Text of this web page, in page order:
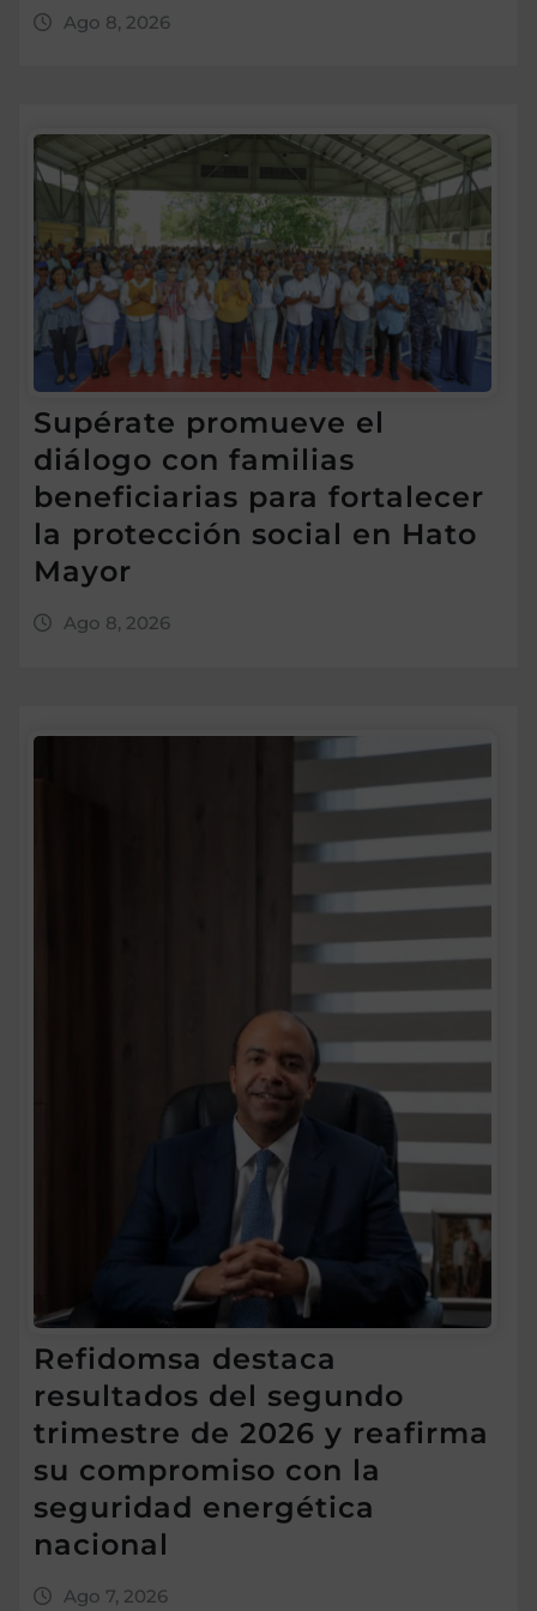
Ago 8, 2026
Supérate promueve el
diálogo con familias
beneficiarias para fortalecer
la protección social en Hato
Mayor
Ago 8, 2026
Refidomsa destaca
resultados del segundo
trimestre de 2026 y reafirma
su compromiso con la
seguridad energética
nacional
Ago 7, 2026